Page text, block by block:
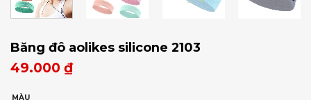
Băng đô aolikes silicone 2103
49.000 ₫
MÀU